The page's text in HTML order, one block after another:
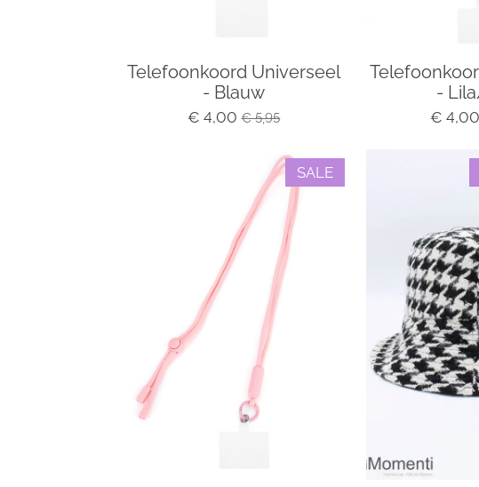
Telefoonkoord Universeel
- Blauw
€ 4,00 € 5,95
-
€ 4,00
SALE